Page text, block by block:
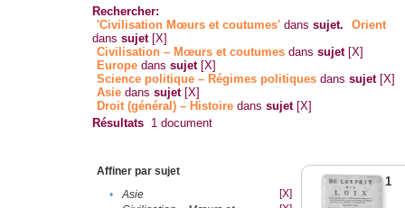
Rechercher:
'Civilisation Mœurs et coutumes' danssujet.
Orient
danssujet [X]
Civilisation – Mœurs et coutumes danssujet [X]
Europe danssujet [X]
Science politique – Régimes politiques danssujet [X]
Asie danssujet [X]
Droit (général) – Histoire danssujet [X]
Résultats 1 document
Affiner par sujet
•
Asie
[X]
1